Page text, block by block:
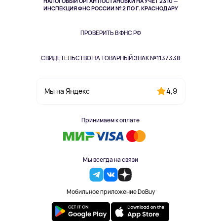
ИНСПЕКЦИЯ ФНС РОССИИ № 2 ПО Г. КРАСНОДАРУ
ПРОВЕРИТЬ В ФНС РФ
СВИДЕТЕЛЬСТВО НА ТОВАРНЫЙ ЗНАК №1137338
Мы на Яндекс 4,9
Принимаем к оплате
Мы всегда на связи
Мобильное приложение DoBuy
Здоровье питомцев
Одежда и аксессуары